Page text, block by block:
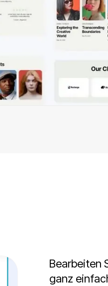
Bearbeiten
ganz